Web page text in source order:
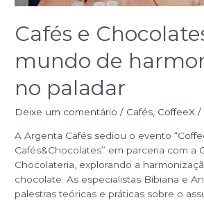
Cafés e
mundo de
no paladar
Deixe um comentário / Cafés, CoffeeX /
A Argenta Cafés sediou o evento
Cafés&Chocolates” em parceria com a
Chocolateria, explorando a
chocolate. As especialistas Bibiana e
palestras teóricas e práticas sobre o